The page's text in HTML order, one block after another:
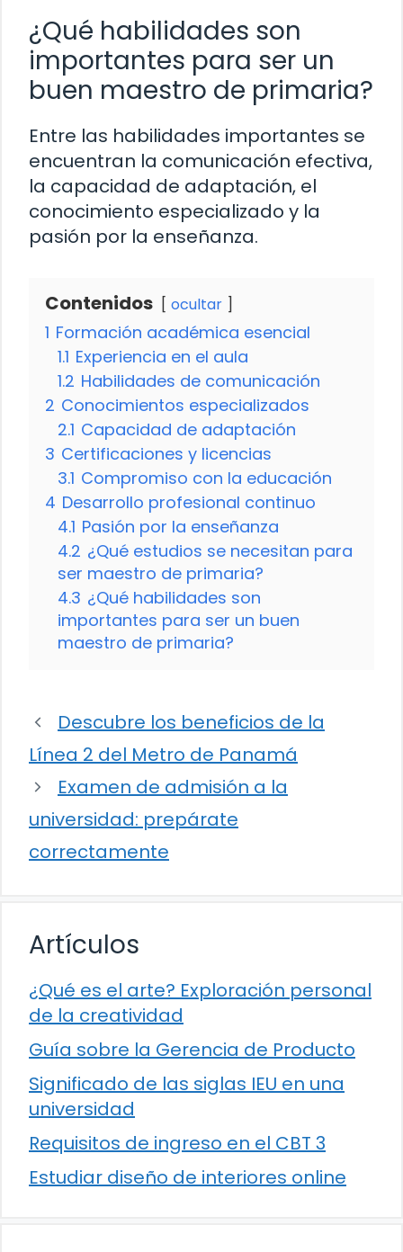
¿Qué habilidades son
importantes para ser un
buen maestro de primaria?
Entre las habilidades importantes se
encuentran la comunicación efectiva,
la capacidad de adaptación, el
conocimiento especializado y la
pasión por la enseñanza.
Contenidos ocultar
1 Formación académica esencial
1.1 Experiencia en el aula
1.2 Habilidades de comunicación
2 Conocimientos especializados
2.1 Capacidad de adaptación
3 Certificaciones y licencias
3.1 Compromiso con la educación
4 Desarrollo profesional continuo
4.1 Pasión por la enseñanza
4.2 ¿Qué estudios se necesitan para
ser maestro de primaria?
4.3 ¿Qué habilidades son
importantes para ser un buen
maestro de primaria?
Descubre los beneficios de la
Línea 2 del Metro de Panamá
Examen de admisión a la
universidad: prepárate
correctamente
Artículos
¿Qué es el arte? Exploración personal
de la creatividad
Guía sobre la Gerencia de Producto
Significado de las siglas IEU en una
universidad
Requisitos de ingreso en el CBT 3
Estudiar diseño de interiores online